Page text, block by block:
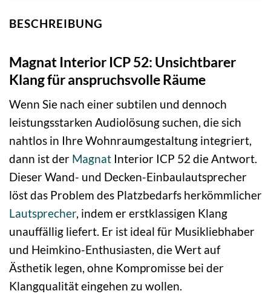
BESCHREIBUNG
Magnat Interior ICP 52: Unsichtbarer
Klang für anspruchsvolle Räume
Wenn Sie nach einer subtilen und dennoch
leistungsstarken Audiolösung suchen, die sich
nahtlos in Ihre Wohnraumgestaltung integriert,
dann ist der Magnat Interior ICP 52 die Antwort.
Dieser Wand- und Decken-Einbaulautsprecher
löst das Problem des Platzbedarfs herkömmlicher
Lautsprecher, indem er erstklassigen Klang
unauffällig liefert. Er ist ideal für Musikliebhaber
und Heimkino-Enthusiasten, die Wert auf
Ästhetik legen, ohne Kompromisse bei der
Klangqualität eingehen zu wollen.